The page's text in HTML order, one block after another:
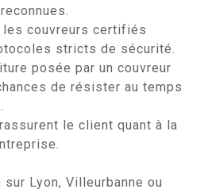
les couvreurs certifiés
stricts de sécurité.
posée par un couvreur
de résister au temps
le client quant à la
Lyon, Villeurbanne ou